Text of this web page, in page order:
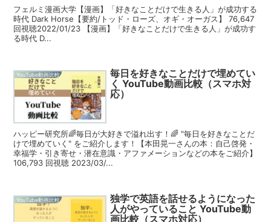
フェルミ漫画大学【漫画】「好きなことだけで生きる人」が成功する
時代 Dark Horse【要約/トッド・ローズ、オギ・オーガス】 76,647
回視聴2022/01/23 【漫画】「好きなことだけで生きる人」が成功す
る時代 D...
YouTube動画比較
毎日を好きなことだけで埋めてい
く YouTube動画比較（スマホ対
応）
ハッピー研究所🌈毎日が大好きで溢れ出す！🌈 "毎日を好きなことだ
けで埋めていく" をご紹介します！【本田晃一さんの本：自己啓発・
幸福学・引き寄せ・潜在意識・アファメーションなどの本をご紹介】
106,793 回視聴 2023/03/...
YouTube動画比較
独学で英語を話せるようになった
人がやっていること YouTube動
画比較（スマホ対応）